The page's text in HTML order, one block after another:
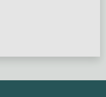
da 1 a 5 stelle